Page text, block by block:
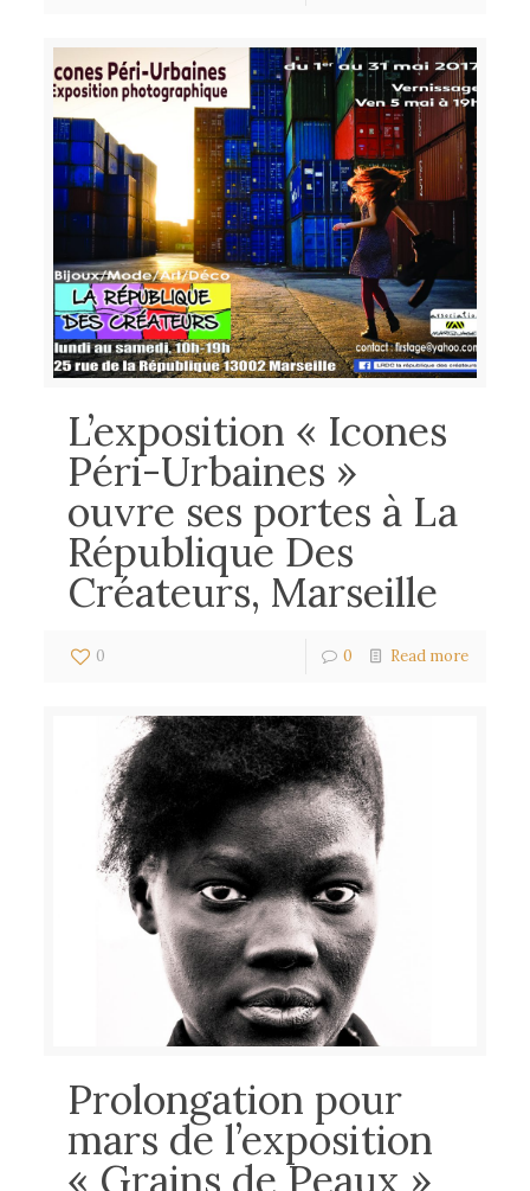
L’exposition « Icones
Péri-Urbaines »
ouvre ses portes à La
République Des
Créateurs, Marseille
0 0 Read more
Prolongation pour
mars de l’exposition
« Grains de Peaux »